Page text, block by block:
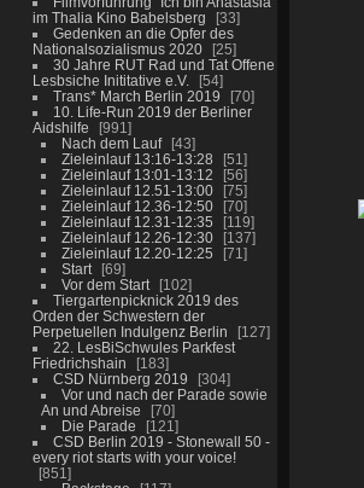
im Thalia Kino Babelsberg
33
Gedenken an die Opfer des
Nationalsozialismus 2020
25
30 Jahre RUT Rad und Tat Offene
Lesbsiche Inititative e.V.
54
Trans* March Berlin 2019
70
10. Life-Run 2019 der Berliner
Aidshilfe
991
Nach dem Lauf
43
Zieleinlauf 13:16-13:28
51
Zieleinlauf 13:01-13:12
56
Zieleinlauf 12.51-13:00
75
Zieleinlauf 12.36-12:50
70
Zieleinlauf 12.31-12:35
119
Zieleinlauf 12.26-12:30
137
Zieleinlauf 12.20-12:25
71
Start
69
Vor dem Start
102
Tiergartenpicknick 2019 des
Orden der Schwestern der
Perpetuellen Indulgenz Berlin
127
22. LesBiSchwules Parkfest
Friedrichshain
183
CSD Nürnberg 2019
304
Vor und nach der Parade sowie
An und Abreise
70
Die Parade
121
CSD Berlin 2019 - Stonewall 50 -
every riot starts with your voice!
851